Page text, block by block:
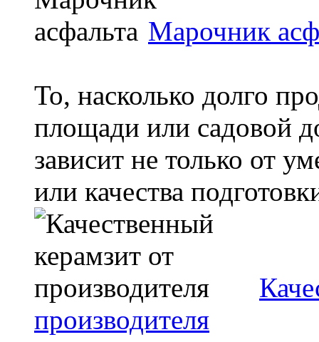
Марочник
То, насколько долго
площади или садовой
зависит не только от
или качества
производителя